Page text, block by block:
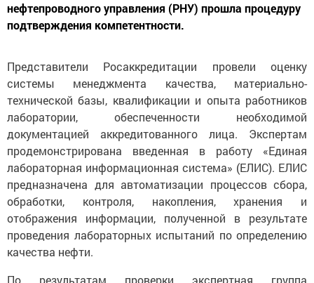
нефтепроводного управления (РНУ) прошла процедуру
подтверждения компетентности.
Представители Росаккредитации провели оценку
системы менеджмента качества, материально-
технической базы, квалификации и опыта работников
лаборатории, обеспеченности необходимой
документацией аккредитованного лица. Экспертам
продемонстрирована введенная в работу «Единая
лабораторная информационная система» (ЕЛИС). ЕЛИС
предназначена для автоматизации процессов сбора,
обработки, контроля, накопления, хранения и
отображения информации, полученной в результате
проведения лабораторных испытаний по определению
качества нефти.